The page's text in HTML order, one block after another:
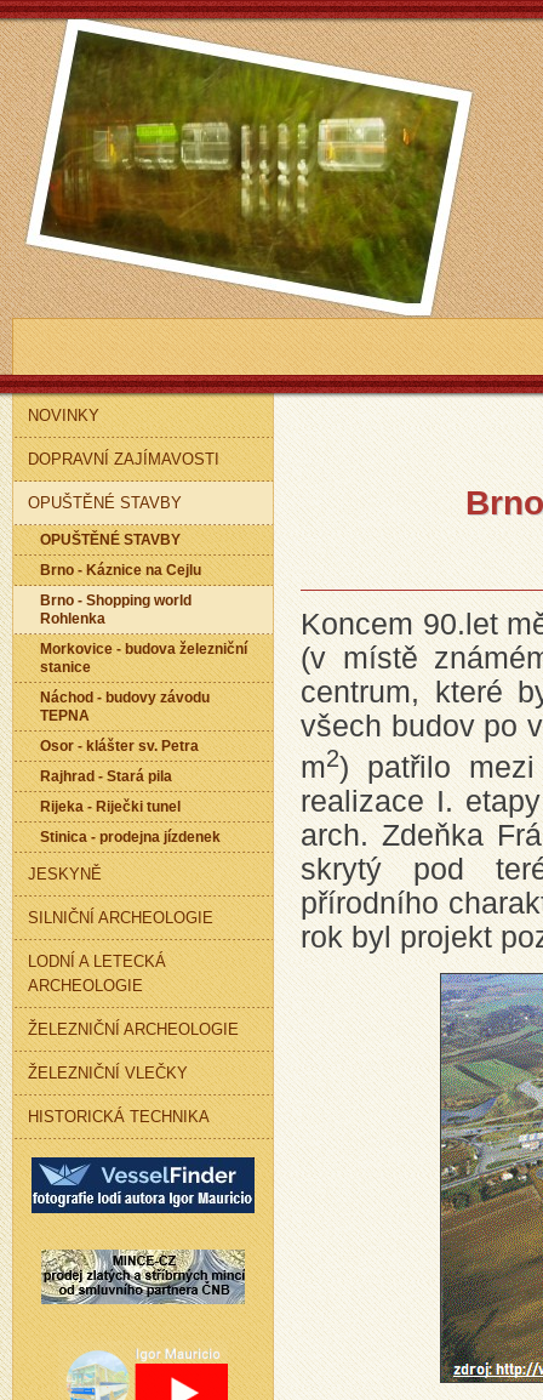
Koncem 90.let
(v místě
centrum, které
všech budov po
m2) patřilo
realizace I.
arch. Zdeňka
skrytý pod
přírodního
rok byl projekt
NOVINKY
DOPRAVNÍ ZAJÍMAVOSTI
OPUŠTĚNÉ STAVBY
OPUŠTĚNÉ STAVBY
Brno - Káznice na Cejlu
Brno - Shopping world
Rohlenka
Morkovice - budova železniční
stanice
Náchod - budovy závodu
TEPNA
Osor - klášter sv. Petra
Rajhrad - Stará pila
Rijeka - Riječki tunel
Stinica - prodejna jízdenek
JESKYNĚ
SILNIČNÍ ARCHEOLOGIE
LODNÍ A LETECKÁ
ARCHEOLOGIE
ŽELEZNIČNÍ ARCHEOLOGIE
ŽELEZNIČNÍ VLEČKY
HISTORICKÁ TECHNIKA